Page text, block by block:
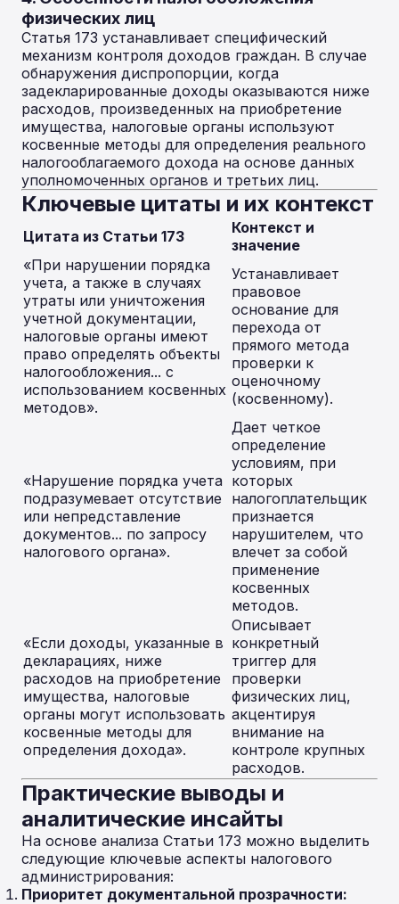
физических лиц
Статья 173 устанавливает специфический
механизм контроля доходов граждан. В случае
обнаружения диспропорции, когда
задекларированные доходы оказываются ниже
расходов, произведенных на приобретение
имущества, налоговые органы используют
косвенные методы для определения реального
налогооблагаемого дохода на основе данных
уполномоченных органов и третьих лиц.
Ключевые цитаты и их контекст
Цитата из Статьи 173
Контекст и
значение
«При нарушении порядка
учета, а также в случаях
утраты или уничтожения
учетной документации,
налоговые органы имеют
право определять объекты
налогообложения... с
использованием косвенных
методов».
Устанавливает
правовое
основание для
перехода от
прямого метода
проверки к
оценочному
(косвенному).
«Нарушение порядка учета
подразумевает отсутствие
или непредставление
документов... по запросу
налогового органа».
Дает четкое
определение
условиям, при
которых
налогоплательщик
признается
нарушителем, что
влечет за собой
применение
косвенных
методов.
«Если доходы, указанные в
декларациях, ниже
расходов на приобретение
имущества, налоговые
органы могут использовать
косвенные методы для
определения дохода».
Описывает
конкретный
триггер для
проверки
физических лиц,
акцентируя
внимание на
контроле крупных
расходов.
Практические выводы и
аналитические инсайты
На основе анализа Статьи 173 можно выделить
следующие ключевые аспекты налогового
администрирования:
Приоритет документальной прозрачности: